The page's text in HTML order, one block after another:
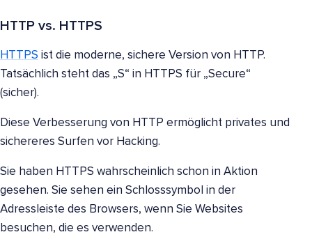
HTTP vs. HTTPS
HTTPS ist die moderne, sichere Version von HTTP.
Tatsächlich steht das „S“ in HTTPS für „Secure“
(sicher).
Diese Verbesserung von HTTP ermöglicht privates und
sichereres Surfen vor Hacking.
Sie haben HTTPS wahrscheinlich schon in Aktion
gesehen. Sie sehen ein Schlosssymbol in der
Adressleiste des Browsers, wenn Sie Websites
besuchen, die es verwenden.